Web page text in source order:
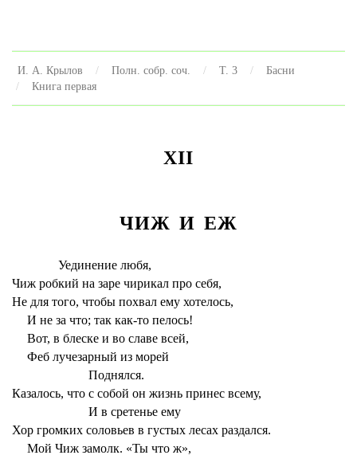
И. А. Крылов Полн. собр. соч. Т. 3
Басни
Книга первая
XII
ЧИЖ И ЕЖ
Уединение любя,
Чиж робкий на заре чирикал про себя,
Не для того, чтобы похвал ему хотелось,
И не за что; так как-то пелось!
Вот, в блеске и во славе всей,
Феб лучезарный из морей
Поднялся.
Казалось, что с собой он жизнь принес всему,
И в сретенье ему
Хор громких соловьев в густых лесах раздался.
Мой Чиж замолк. «Ты что ж»,